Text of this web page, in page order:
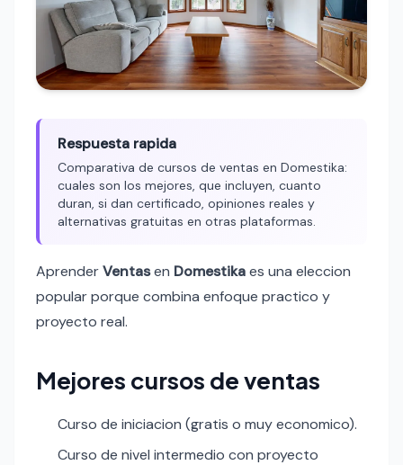
Respuesta rapida
Comparativa de cursos de ventas en Domestika:
cuales son los mejores, que incluyen, cuanto
duran, si dan certificado, opiniones reales y
alternativas gratuitas en otras plataformas.
AprenderVentasen Domestikaes una eleccion
popular porque combina enfoque practico y
proyecto real.
Mejores cursos de ventas
Curso de iniciacion (gratis o muy economico).
Curso de nivel intermedio con proyecto